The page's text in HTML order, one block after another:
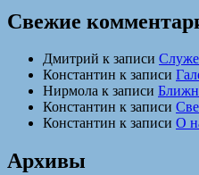
Свежие
Дмитрий к записи
Константин к записи
Нирмола к записи
Константин к записи
Константин к записи О
Архивы